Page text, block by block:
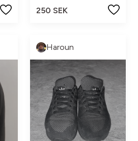
250 SEK
Haroun